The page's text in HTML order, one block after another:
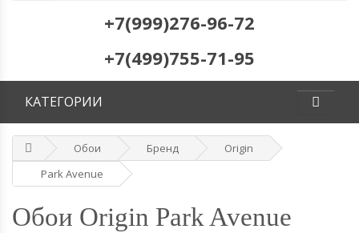
+7(999)276-96-72
+7(499)755-71-95
КАТЕГОРИИ
Обои Бренд
Origin
Park Avenue
Обои Origin Park Avenue